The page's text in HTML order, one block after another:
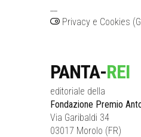
Privacy e Cookies
PANTA-REI
editoriale della
Fondazione Premio
Via Garibaldi 34
03017 Morolo (FR)